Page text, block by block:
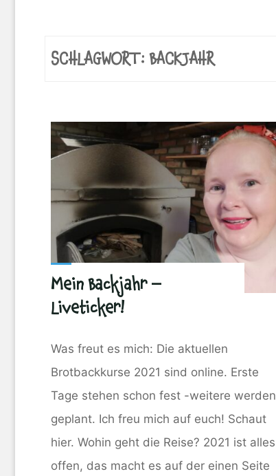
SCHLAGWORT: BACKJAHR
Mein Backjahr –
Liveticker!
Was freut es mich: Die aktuellen
Brotbackkurse 2021 sind online. Erste
Tage stehen schon fest -weitere werden
geplant. Ich freu mich auf euch! Schaut
hier. Wohin geht die Reise? 2021 ist alles
offen, das macht es auf der einen Seite